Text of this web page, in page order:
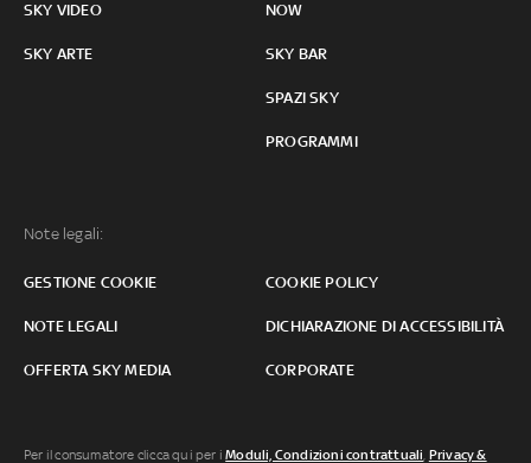
SKY VIDEO
SKY ARTE
NOW
SKY BAR
SPAZI SKY
PROGRAMMI
Note legali:
GESTIONE COOKIE COOKIE POLICY
NOTE LEGALI DICHIARAZIONE DI ACCESSIBILITÀ
OFFERTA SKY MEDIA CORPORATE
Per il consumatore clicca qui per iModuli, Condizioni contrattuali, Privacy &